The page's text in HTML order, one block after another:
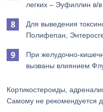
легких – Эуфиллин в/
Для выведения
Полифепан,
При желудочно-
вызваны влиянием
Кортикостероиды,
Самому не рекомендуется